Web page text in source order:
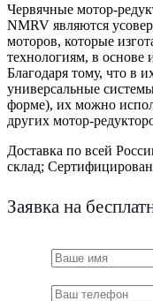
Червячные мотор-
NMRV являются
моторов, которые
технологиям, в основе
Благодаря тому, что в
универсальные
форме), их можно
других мотор-
Доставка по всей
склад;
Заявка на